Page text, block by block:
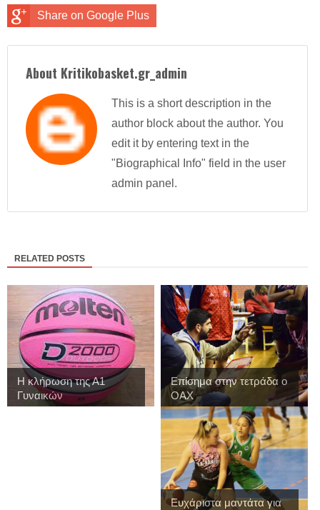
Share on Google Plus
About Kritikobasket.gr_admin
This is a short description in the
author block about the author. You
edit it by entering text in the
"Biographical Info" field in the user
admin panel.
RELATED POSTS
Η κλήρωση της Α1
Γυναικών
Επίσημα στην τετράδα ο
ΟΑΧ
Ευχάριστα μαντάτα για